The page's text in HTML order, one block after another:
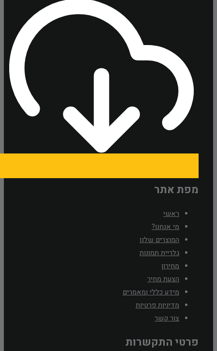
מפת אתר
ראשי
מי אנחנו?
המוצרים שלנו
גלריית תמונות
מחירון
הצעת מחיר
מידע כללי ומאמרים
מדיניות פרטיות
צור קשר
פרטי התקשרות